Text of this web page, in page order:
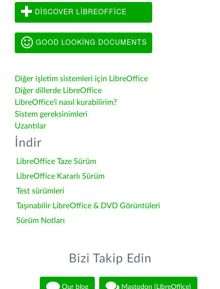
DISCOVER LIBREOFFICE
GOOD LOOKING DOCUMENTS
Diğer işletim sistemleri için LibreOffice
Diğer dillerde LibreOffice
LibreOffice'i nasıl kurabilirim?
Sistem gereksinimleri
Uzantılar
İndir
LibreOffice Taze Sürüm
LibreOffice Kararlı Sürüm
Test sürümleri
Taşınabilir LibreOffice & DVD Görüntüleri
Sürüm Notları
Bizi Takip Edin
Our blog Mastodon (LibreOffice)